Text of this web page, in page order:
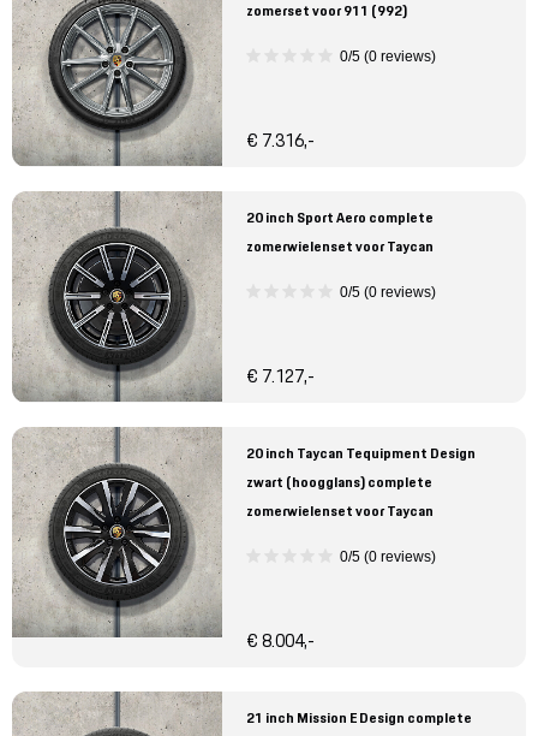
zomerset voor 911 (992)
0/5 (0 reviews)
€ 7.316,-
20 inch Sport Aero complete
zomerwielenset voor Taycan
0/5 (0 reviews)
€ 7.127,-
20 inch Taycan Tequipment Design
zwart (hoogglans) complete
zomerwielenset voor Taycan
0/5 (0 reviews)
€ 8.004,-
21 inch Mission E Design complete